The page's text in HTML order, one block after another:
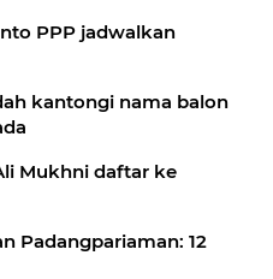
PPP jadwalkan
kantongi nama balon
Mukhni daftar ke
Padangpariaman: 12